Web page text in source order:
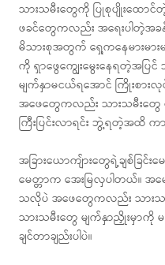
သားသမီးတွေကို ပြုစုပျိုးထော
ဖခင်တွေကလည်း အရေးပါတဲ့အခ
မိသားစုအတွက် ရှေ့ကနေမားမာ
ကို ရှာဖွေကျွေးမွေးနေရတဲ့အပ
မျက်နှာမငယ်ရအောင် ကြိုးစာ
အဖေတွေကလည်း သားသမီးတွ
ကြီးပြင်းလာရင်း ဘွဲ့ရတဲ့အထိ က
အခြားယောကျ်ားတွေရဲ့ချစ်ခြင်း
မေတ္တာက အေးမြလှပါတယ်။
သလိုပဲ အဖေတွေကလည်း သားသမီး
သားသမီးတွေ မျက်နှာညှိုးမှာ
ချင်တာချည်းပါပဲ။